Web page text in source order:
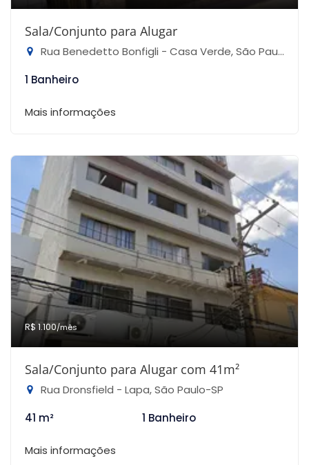
Sala/Conjunto para Alugar
Rua Benedetto Bonfigli - Casa Verde, São Paulo-SP
1 Banheiro
Mais informações
R$ 1.100/mês
Sala/Conjunto para Alugar com 41m²
Rua Dronsfield - Lapa, São Paulo-SP
41 m²
1 Banheiro
Mais informações